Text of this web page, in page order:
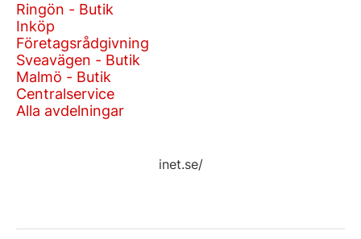
Ringön - Butik
Inköp
Företagsrådgivning
Sveavägen - Butik
Malmö - Butik
Centralservice
Alla avdelningar
inet.se/